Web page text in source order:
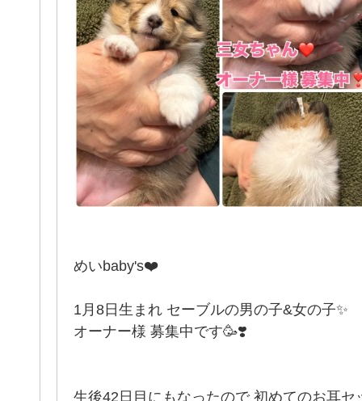
めいbaby's❤️
1月8日生まれ セーブルの男の子&女の子✨
オーナー様 募集中です🥳❣️
生後42日目にもなったので 初めてのお耳セ